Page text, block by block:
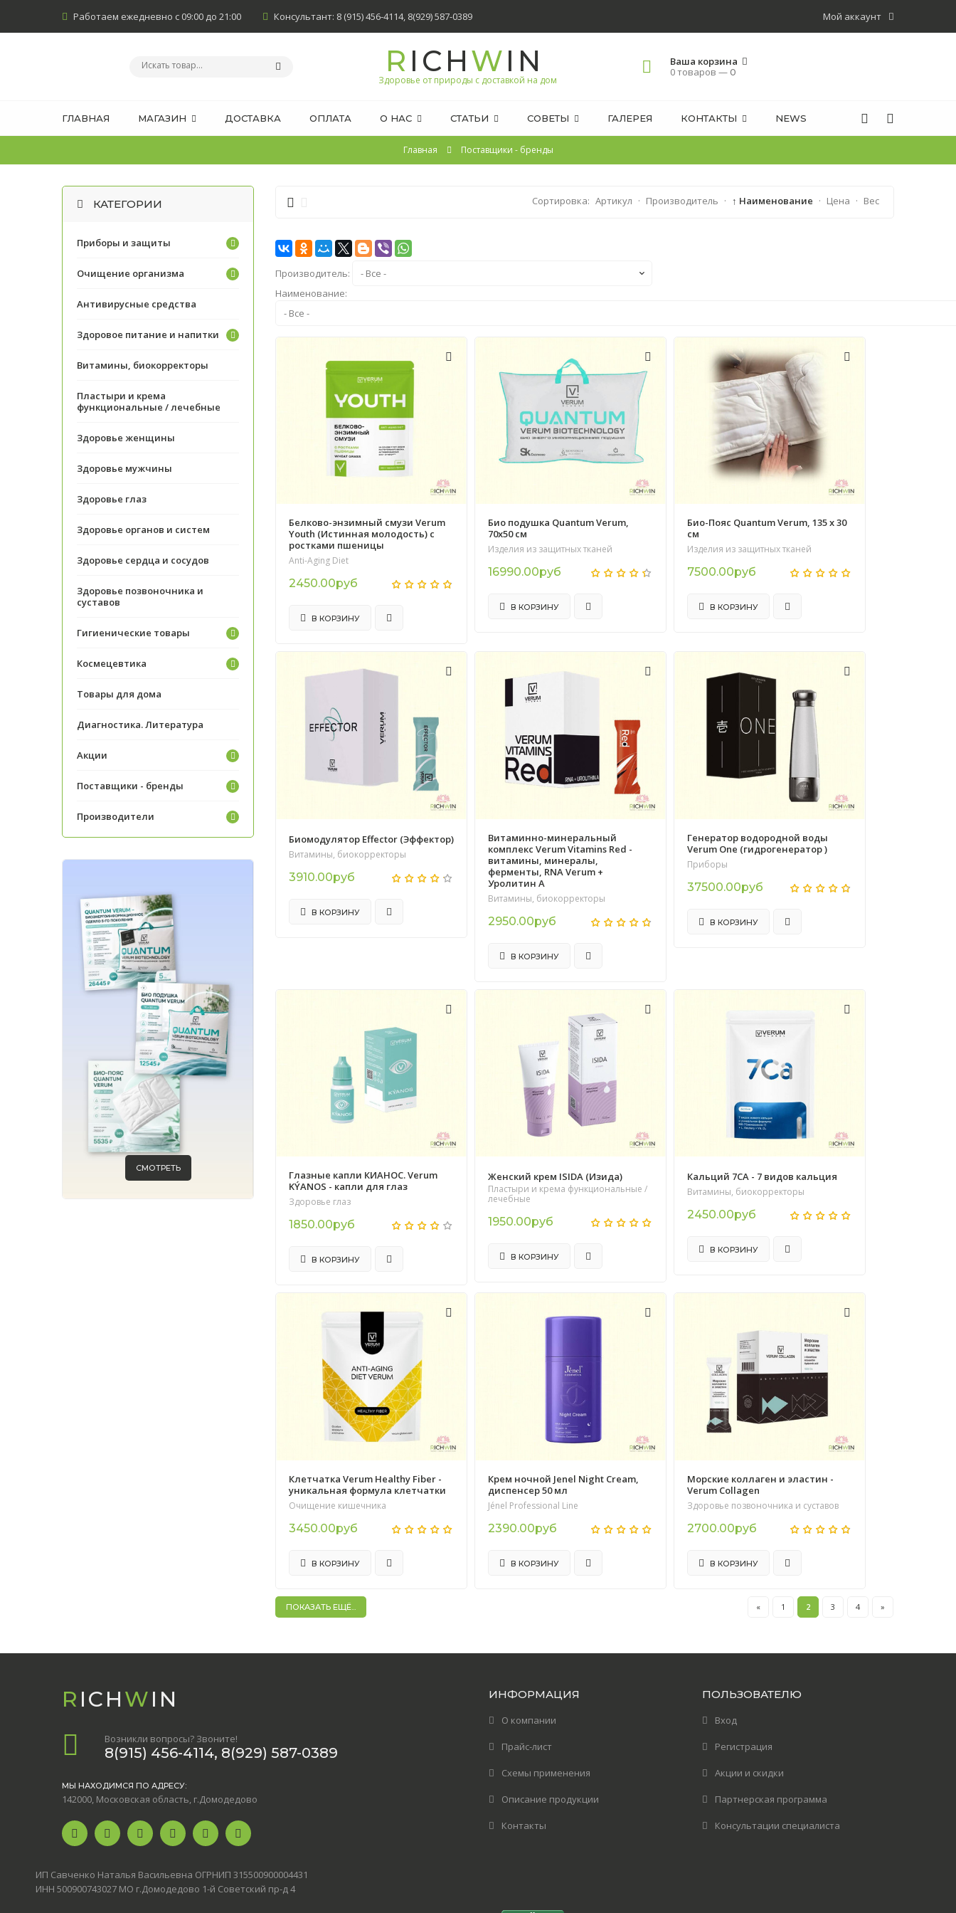
Мой аккаунт
Работаем ежедневно с 09:00 до 21:00 Консультант: 8 (915) 456-4114, 8(929) 587-0389
R ICHWIN
Здоровье от природы с доставкой на дом
Ваша корзина
0 товаров —0
ГЛАВНАЯ МАГАЗИН ДОСТАВКА ОПЛАТА О НАС СТАТЬИ СОВЕТЫ ГАЛЕРЕЯ КОНТАКТЫ NEWS
Главная Поставщики - бренды
Сортировка: Артикул · Производитель · ↑ Наименование · Цена · Вес
Производитель:
Наименование:
Белково-энзимный смузи Verum
Youth (Истинная молодость) с
ростками пшеницы
Anti-Aging Diet
2450.00руб
В КОРЗИНУ
Био подушка Quantum Verum,
70х50 см
Изделия из защитных тканей
16990.00руб
В КОРЗИНУ
Био-Пояс Quantum Verum, 135 х 30
см
Изделия из защитных тканей
7500.00руб
В КОРЗИНУ
Биомодулятор Effector (Эффектор)
Витамины, биокорректоры
3910.00руб
В КОРЗИНУ
Витаминно-минеральный
комплекс Verum Vitamins Red -
витамины, минералы,
ферменты, RNA Verum +
Уролитин А
Витамины, биокорректоры
2950.00руб
В КОРЗИНУ
Генератор водородной воды
Verum One (гидрогенератор )
Приборы
37500.00руб
В КОРЗИНУ
Глазные капли КИАНОС. Verum
KÝANOS - капли для глаз
Здоровье глаз
1850.00руб
В КОРЗИНУ
Женский крем ISIDA (Изида)
Пластыри и крема функциональные /
лечебные
1950.00руб
В КОРЗИНУ
Кальций 7CA - 7 видов кальция
Витамины, биокорректоры
2450.00руб
В КОРЗИНУ
Клетчатка Verum Healthy Fiber -
уникальная формула клетчатки
Очищение кишечника
3450.00руб
В КОРЗИНУ
Крем ночной Jenel Night Cream,
диспенсер 50 мл
Jénel Professional Line
2390.00руб
В КОРЗИНУ
Морские коллаген и эластин -
Verum Collagen
Здоровье позвоночника и суставов
2700.00руб
В КОРЗИНУ
ПОКАЗАТЬ ЕЩЁ... « 1 2 3 4 »
КАТЕГОРИИ
Приборы и защиты
Очищение организма
Антивирусные средства
Здоровое питание и напитки
Витамины, биокорректоры
Пластыри и крема
функциональные / лечебные
Здоровье женщины
Здоровье мужчины
Здоровье глаз
Здоровье органов и систем
Здоровье сердца и сосудов
Здоровье позвоночника и
суставов
Гигиенические товары
Космецевтика
Товары для дома
Диагностика. Литература
Акции
Поставщики - бренды
Производители
СМОТРЕТЬ
R ICHWIN
Возникли вопросы? Звоните!
8(915) 456-4114, 8(929) 587-0389
МЫ НАХОДИМСЯ ПО АДРЕСУ:
142000, Московская область, г.Домодедово
ИНФОРМАЦИЯ
О компании
Прайс-лист
Схемы применения
Описание продукции
Контакты
ПОЛЬЗОВАТЕЛЮ
Вход
Регистрация
Акции и скидки
Партнерская программа
Консультации специалиста
ИП Савченко Наталья Васильевна ОГРНИП 315500900004431
ИНН 500900743027 МО г.Домодедово 1-й Советский пр-д 4